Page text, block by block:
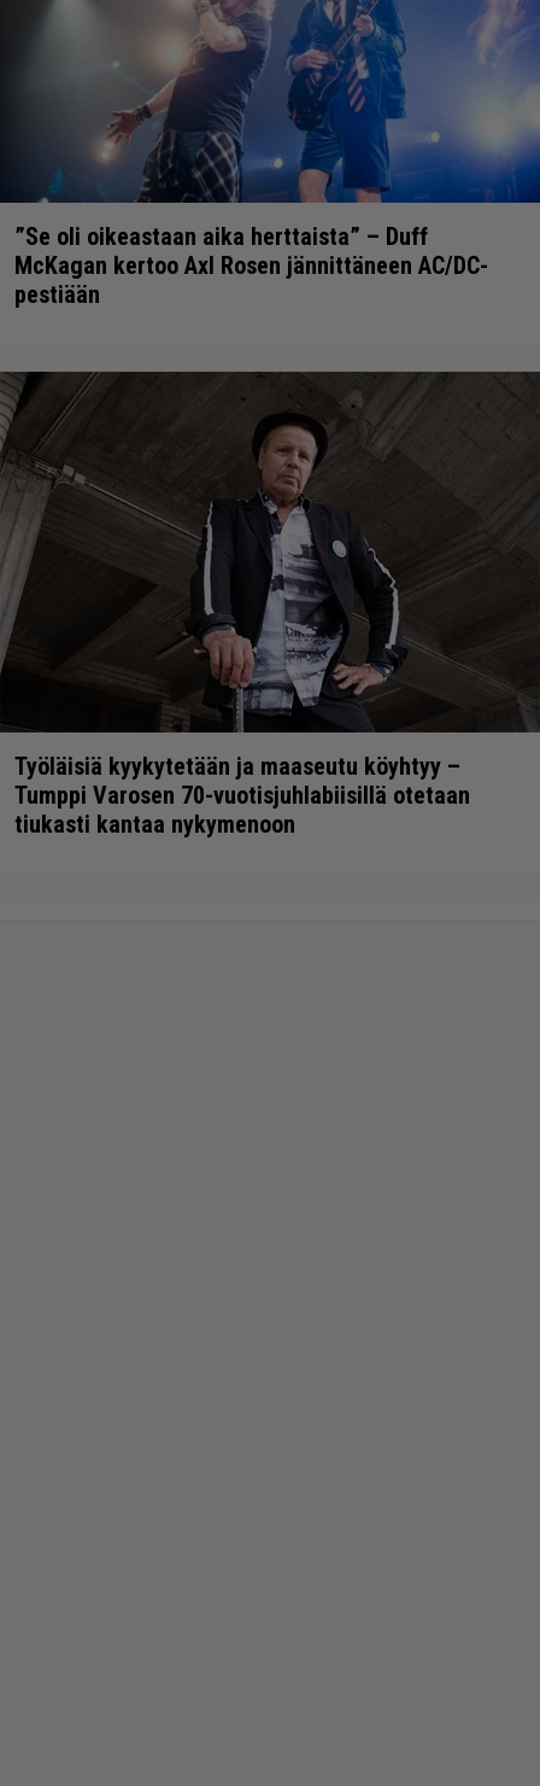
”Se oli oikeastaan aika herttaista” – Duff
McKagan kertoo Axl Rosen jännittäneen AC/DC-
pestiään
Työläisiä kyykytetään ja maaseutu köyhtyy –
Tumppi Varosen 70-vuotisjuhlabiisillä otetaan
tiukasti kantaa nykymenoon